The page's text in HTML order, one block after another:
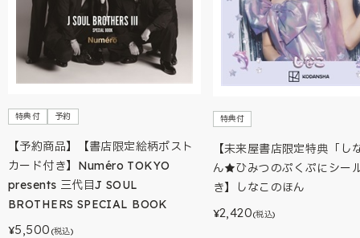
特典付 予約
【予約商品】【書店限定絵柄ポスト
カード付き】Numéro TOKYO
presents 三代目J SOUL
BROTHERS SPECIAL BOOK
¥5,500 (税込)
特典付
【未来屋書店限定特典「し
ん★ひみつのぷくぷにシー
き】しなこのほん
¥2,420(税込)